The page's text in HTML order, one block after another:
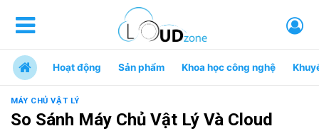
Hoạt động Sản phẩm Khoa học công nghệ
MÁY CHỦ VẬT LÝ
So Sánh Máy Chủ Vật Lý Và Cloud